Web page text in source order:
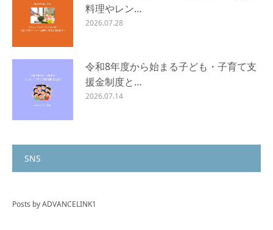
料理やレン…
2026.07.28
令和8年度から始まる子ども・子育て支
援金制度と…
2026.07.14
SNS
Posts by ADVANCELINK1